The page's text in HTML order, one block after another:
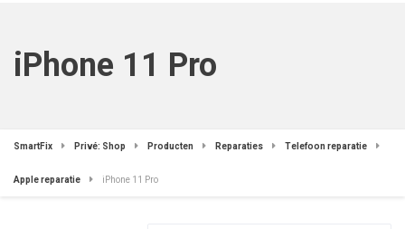
iPhone 11 Pro
SmartFix Privé: Shop Producten Reparaties Telefoon reparatie
Apple reparatie iPhone 11 Pro